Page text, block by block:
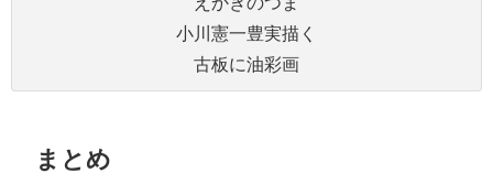
小川憲一豊実描く
古板に油彩画
まとめ